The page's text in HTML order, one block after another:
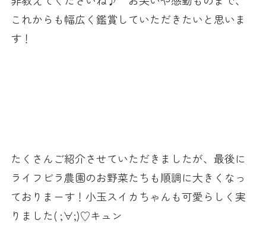
これからも幅広く鑑賞していただきたいと思いま
す！
たくさんご紹介させていただきましたが、最後に
ライフビラ農園のお野菜たちも順調に大きくなっ
ておりまーす！小玉スイカちゃんも可愛らしく実
りました( ;∀;)♡キュン